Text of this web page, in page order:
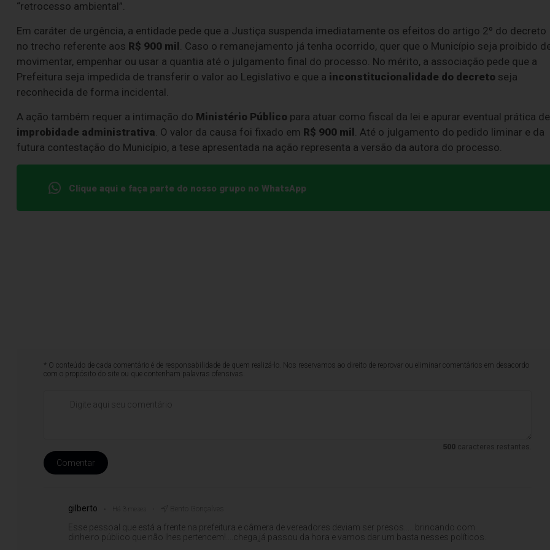
“retrocesso ambiental”.
Em caráter de urgência, a entidade pede que a Justiça suspenda imediatamente os efeitos do artigo 2º do decreto
no trecho referente aos R$ 900 mil . Caso o remanejamento já tenha ocorrido, quer que o Município seja proibido
movimentar, empenhar ou usar a quantia até o julgamento final do processo. No mérito, a associação pede que a
Prefeitura seja impedida de transferir o valor ao Legislativo e que a inconstitucionalidade do decreto seja
reconhecida de forma incidental.
A ação também requer a intimação do Ministério Público para atuar como fiscal da lei e apurar eventual prática de
improbidade administrativa. O valor da causa foi fixado em R$ 900 mil . Até o julgamento do pedido liminar e da
futura contestação do Município, a tese apresentada na ação representa a versão da autora do processo.
Clique aqui e faça parte do nosso grupo no WhatsApp
* O conteúdo de cada comentário é de responsabilidade de quem realizá-lo. Nos reservamos ao direito de reprovar ou eliminar comentários em desacordo
com o propósito do site ou que contenham palavras ofensivas.
500caracteres restantes.
Comentar
gilberto Há 3 meses
Esse pessoal que está a frente na prefeitura e câmera de vereadores deviam ser presos......brincando com
dinheiro público que não lhes pertencem!....chega,já passou da hora e vamos dar um basta nesses políticos.